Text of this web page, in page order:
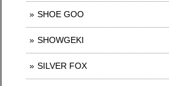
SHOE GOO
SHOWGEKI
SILVER FOX